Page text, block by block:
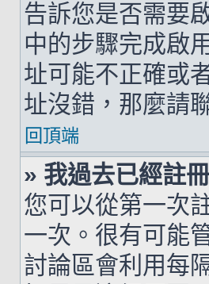
告訴您是否需要
中的步驟完成啟
址可能不正確或
址沒錯，那麼請
回頂端
» 我過去已經註
您可以從第一次
一次。很有可能
討論區會利用每